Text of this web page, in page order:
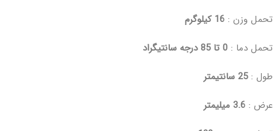
تحمل وزن : 16 کیلوگرم
تحمل دما : 0 تا 85 درجه سانتیگراد
طول :25 سانتیمتر
عرض : 3.6 میلیمتر